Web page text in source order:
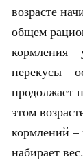
возрасте
общем
кормления –
перекусы –
продолжает
этом
кормлений –
набирает